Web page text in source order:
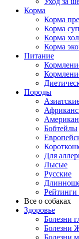
Корма
Корма
Корма
Корма
Корма
Питание
Породы
Бобтейлы
Для
Лысые
Русские
Рейтинги
Все о собаках
Здоровье
Болезни
Болезни
Болезни